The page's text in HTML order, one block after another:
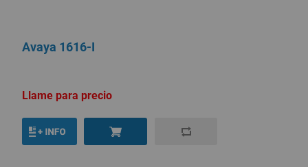
Avaya 1616-I
Llame para precio